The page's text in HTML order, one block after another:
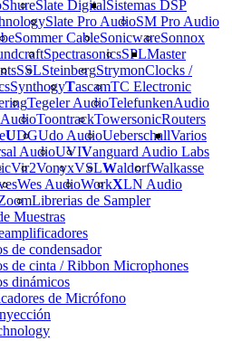
ShureSlate Digital
Slate Pro AudioSM Pro Audio
Sommer CableSonicwareSonnox
SpectrasonicsSPL
SSLSteinbergStrymon
SynthogyTascamTC Electronic
Tegeler AudioTelefunken
ToontrackTowersonic
UDGUdo AudioUeberschall
AudioUVIVanguard Audio Labs
Vir2VonyxVSLWaldorfWalkasse
Wes AudioWorkXLN Audio
Sistemas DSP
Master
Clocks /
Audio
Routers
Varios
Librerias de Sampler
Muestras
de condensador
de cinta / Ribbon Microphones
dinámicos
de Micrófono